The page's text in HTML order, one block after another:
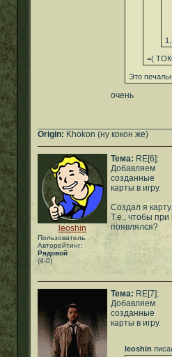
=(
Это
очень
Origin: Khokon (ну кокон же)
leoshin
Пользователь
Авторейтинг:
Рядовой
(4-0)
Тема: RE[6]:
Добавляем
созданные
карты в игру.
Создал я
Т.е., чтобы
появлялся?
Тема: RE[7]:
Добавляем
созданные
карты в игру.
leoshin